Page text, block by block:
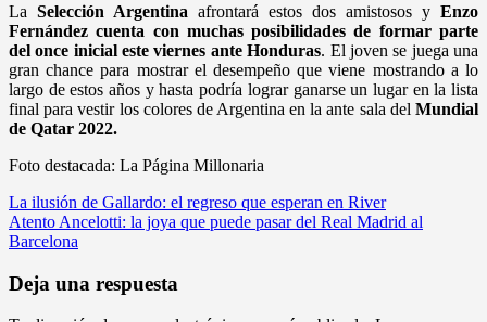
La Selección Argentina afrontará estos dos amistosos y Enzo
Fernández cuenta con muchas posibilidades de formar parte
del once inicial este viernes ante Honduras. El joven se juega una
gran chance para mostrar el desempeño que viene mostrando a lo
largo de estos años y hasta podría lograr ganarse un lugar en la lista
final para vestir los colores de Argentina en la ante sala del Mundial
de Qatar 2022.
Foto destacada: La Página Millonaria
Navegación
de
La ilusión de Gallardo: el regreso que esperan en River
Atento Ancelotti: la joya que puede pasar del Real Madrid al
Barcelona
Deja una respuesta